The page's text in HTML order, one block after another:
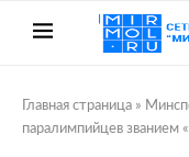
Главная страница »
паралимпийцев званием